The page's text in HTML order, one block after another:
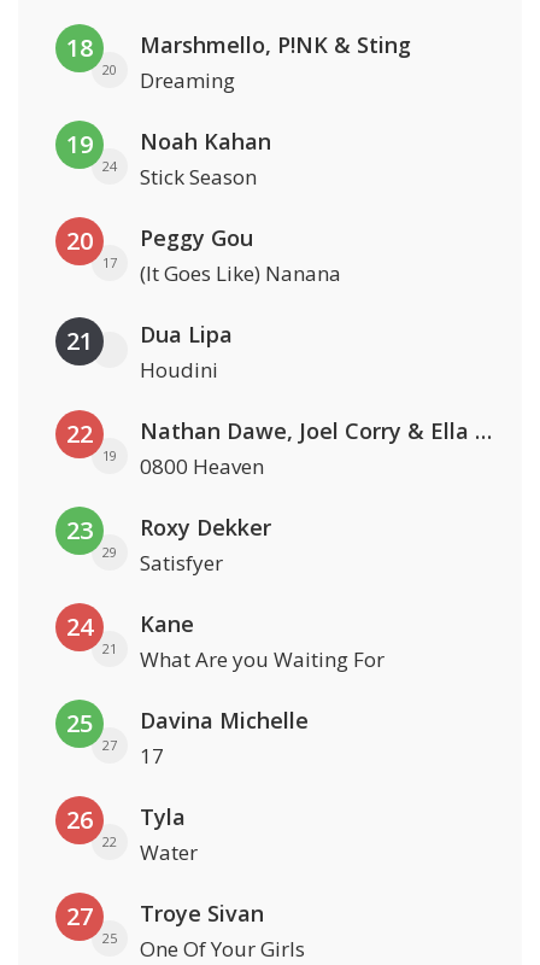
18
20
Marshmello, P!NK & Sting
Dreaming
19
24
Noah Kahan
Stick Season
20
17
Peggy Gou
(It Goes Like) Nanana
21 Dua Lipa
Houdini
22
19
Nathan Dawe, Joel Corry & Ella Henderson
0800 Heaven
23
29
Roxy Dekker
Satisfyer
24
21
Kane
What Are you Waiting For
25
27
Davina Michelle
17
26
22
Tyla
Water
27
25
Troye Sivan
One Of Your Girls